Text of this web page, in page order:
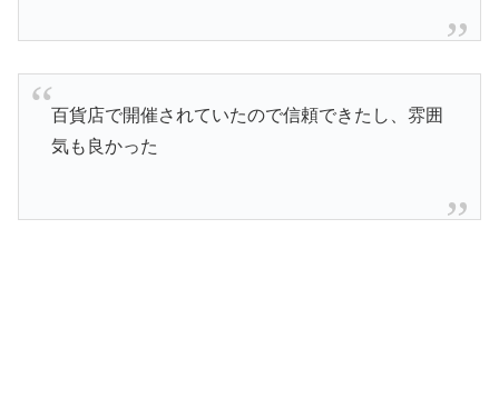
百貨店で開催されていたので信頼できたし、雰囲
気も良かった